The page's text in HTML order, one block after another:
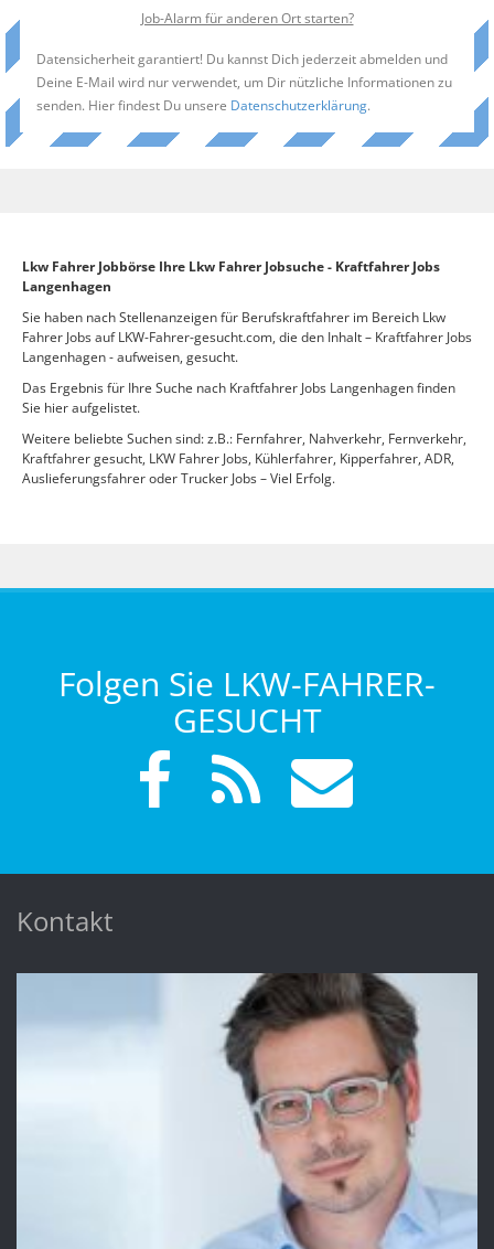
Job-Alarm für anderen Ort starten?
Datensicherheit garantiert! Du kannst Dich jederzeit abmelden und
Deine E-Mail wird nur verwendet, um Dir nützliche Informationen zu
senden. Hier findest Du unsere Datenschutzerklärung.
Lkw Fahrer Jobbörse Ihre Lkw Fahrer Jobsuche - Kraftfahrer Jobs
Langenhagen
Sie haben nach Stellenanzeigen für Berufskraftfahrer im Bereich Lkw
Fahrer Jobs auf LKW-Fahrer-gesucht.com, die den Inhalt – Kraftfahrer Jobs
Langenhagen - aufweisen, gesucht.
Das Ergebnis für Ihre Suche nach Kraftfahrer Jobs Langenhagen finden
Sie hier aufgelistet.
Weitere beliebte Suchen sind: z.B.: Fernfahrer, Nahverkehr, Fernverkehr,
Kraftfahrer gesucht, LKW Fahrer Jobs, Kühlerfahrer, Kipperfahrer, ADR,
Auslieferungsfahrer oder Trucker Jobs – Viel Erfolg.
Folgen Sie LKW-FAHRER-
GESUCHT
Kontakt